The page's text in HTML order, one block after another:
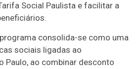
Social Paulista e facilitar a
consolida-se como uma
sociais ligadas ao
Paulo, ao combinar desconto